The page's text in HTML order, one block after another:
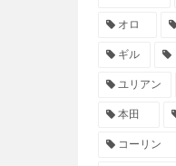
オロ
ギル
ユリアン
本田
コーリン